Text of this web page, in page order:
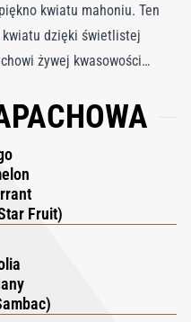
kwiatu mahoniu. Ten
kwiatu dzięki świetlistej
żywej kwasowości
urok kwiatu
łączy dwa absoluty
absolutu ylang-ylang,
Ten bogaty bukiet ożywia
owoców gwiaździstych,
magnolii, zapewniając
zrównoważone cierpkością
akordu mango. Belle de
płynnie łączący
Fruit)